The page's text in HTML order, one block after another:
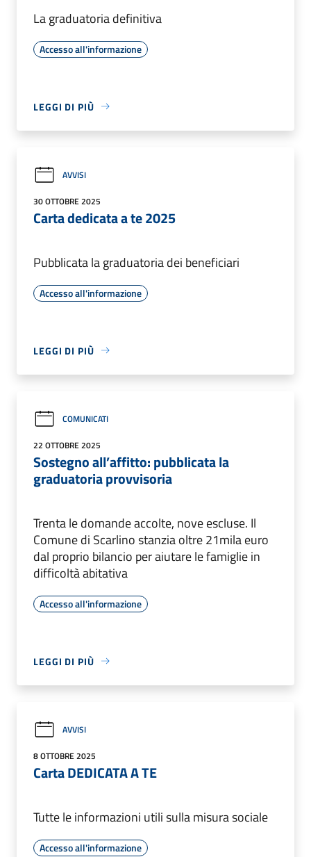
La graduatoria definitiva
Accesso all'informazione
LEGGI DI PIÙ
AVVISI
30 OTTOBRE 2025
Carta dedicata a te 2025
Pubblicata la graduatoria dei beneficiari
Accesso all'informazione
LEGGI DI PIÙ
COMUNICATI
22 OTTOBRE 2025
Sostegno all’affitto: pubblicata la
graduatoria provvisoria
Trenta le domande accolte, nove escluse. Il
Comune di Scarlino stanzia oltre 21mila euro
dal proprio bilancio per aiutare le famiglie in
difficoltà abitativa
Accesso all'informazione
LEGGI DI PIÙ
AVVISI
8 OTTOBRE 2025
Carta DEDICATA A TE
Tutte le informazioni utili sulla misura sociale
Accesso all'informazione